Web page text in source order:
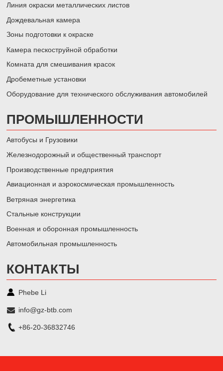
Линия окраски металлических листов
Дождевальная камера
Зоны подготовки к окраске
Камера пескоструйной обработки
Комната для смешивания красок
Дробеметные установки
Оборудование для технического обслуживания автомобилей
ПРОМЫШЛЕННОСТИ
Автобусы и Грузовики
Железнодорожный и общественный транспорт
Производственные предприятия
Авиационная и аэрокосмическая промышленность
Ветряная энергетика
Стальные конструкции
Военная и оборонная промышленность
Автомобильная промышленность
КОНТАКТЫ
Phebe Li
info@gz-btb.com
+86-20-36832746